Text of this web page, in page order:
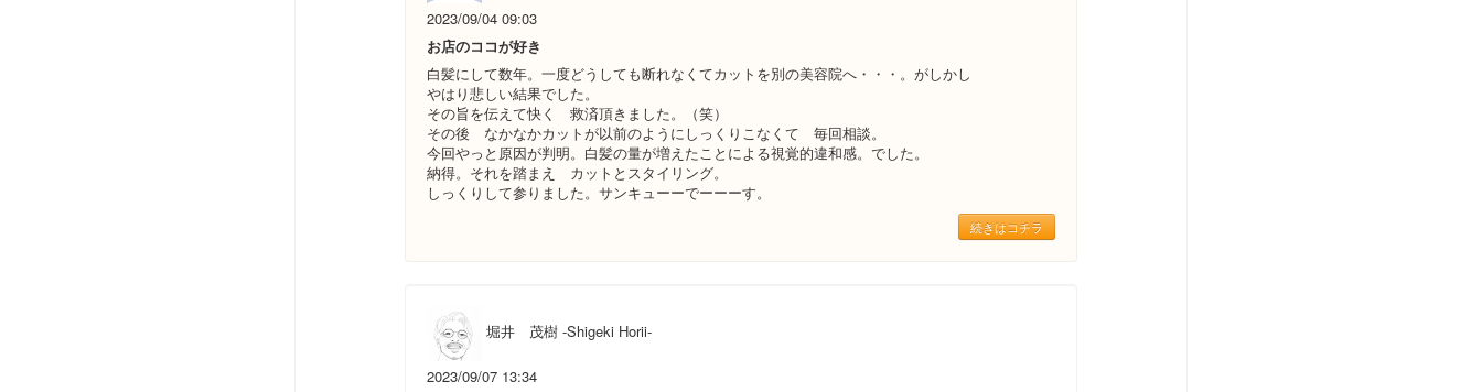
2023/09/04 09:03
お店のココが好き
白髪にして数年。一度どうしても断れなくてカットを別の美容院へ・・・。がしかし
やはり悲しい結果でした。
その旨を伝えて快く 救済頂きました。（笑）
その後 なかなかカットが以前のようにしっくりこなくて 毎回相談。
今回やっと原因が判明。白髪の量が増えたことによる視覚的違和感。でした。
納得。それを踏まえ カットとスタイリング。
しっくりして参りました。サンキューーでーーーす。
続きはコチラ
堀井 茂樹 -Shigeki Horii-
2023/09/07 13:34